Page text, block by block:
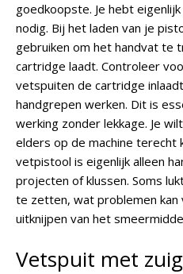
goedkoopste. Je hebt
nodig. Bij het laden van je
gebruiken om het handvat te
cartridge laadt. Controleer
vetspuiten de cartridge
handgrepen werken. Dit is
werking zonder lekkage. Je
elders op de machine terecht
vetpistool is eigenlijk alleen
projecten of klussen. Soms
te zetten, wat problemen kan
uitknijpen van het
Vetspuit met